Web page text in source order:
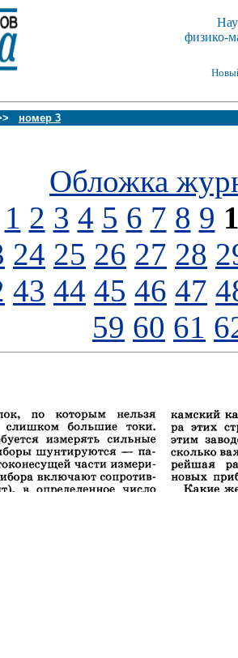
физико-
номер 3
Обложка
1 2 3 4 5 6 7 8 9
24 25 26 27 28
43 44 45 46 47
59 60 61